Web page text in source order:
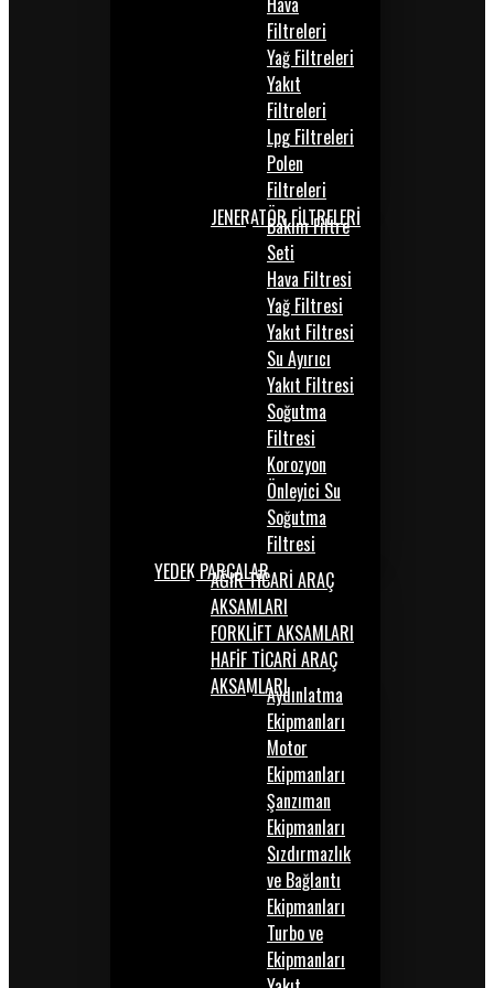
Filtreleri
Yağ Filtreleri
Yakıt
Filtreleri
Lpg Filtreleri
Polen
Filtreleri
JENERATÖR FİLTRELERİ
Bakım Filtre
Seti
Hava Filtresi
Yağ Filtresi
Yakıt Filtresi
Su Ayırıcı
Yakıt Filtresi
Soğutma
Filtresi
Korozyon
Önleyici Su
Soğutma
Filtresi
YEDEK PARÇALARAĞIR TİCARİ ARAÇ
AKSAMLARI
FORKLİFT AKSAMLARI
HAFİF TİCARİ ARAÇ
AKSAMLARIAydınlatma
Ekipmanları
Motor
Ekipmanları
Şanzıman
Ekipmanları
Sızdırmazlık
ve Bağlantı
Ekipmanları
Turbo ve
Ekipmanları